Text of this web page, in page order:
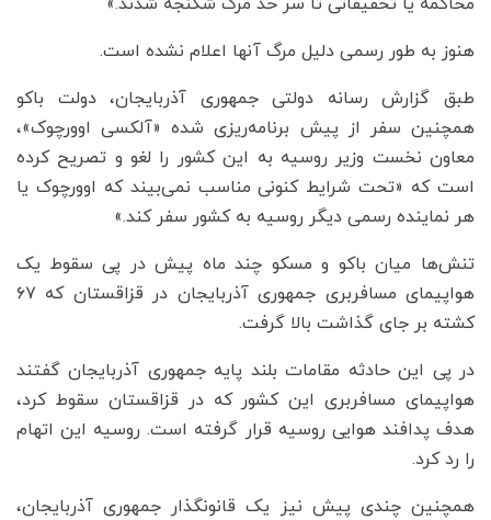
هنوز به طور رسمی دلیل مرگ آنها اعلام نشده است.
طبق گزارش رسانه دولتی جمهوری آذربایجان، دولت باکو
همچنین سفر از پیش برنامه‌ریزی شده «آلکسی اوورچوک»،
معاون نخست وزیر روسیه به این کشور را لغو و تصریح کرده
است که «تحت شرایط کنونی مناسب نمی‌بیند که اوورچوک یا
هر نماینده رسمی دیگر روسیه به کشور سفر کند.»
تنش‌ها میان باکو و مسکو چند ماه پیش در پی سقوط یک
هواپیمای مسافربری جمهوری آذربایجان در قزاقستان که ۶۷
کشته بر جای گذاشت بالا گرفت.
در پی این حادثه مقامات بلند پایه جمهوری آذربایجان گفتند
هواپیمای مسافربری این کشور که در قزاقستان سقوط کرد،
هدف پدافند هوایی روسیه قرار گرفته است. روسیه این اتهام
را رد کرد.
همچنین چندی پیش نیز یک قانونگذار جمهوری آذربایجان،